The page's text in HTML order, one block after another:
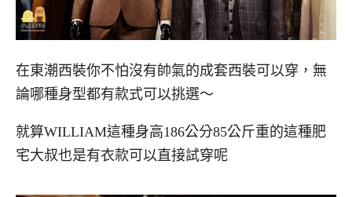
在東潮西裝你不怕沒有帥氣的成套西裝可以穿，無
論哪種身型都有款式可以挑選～
就算WILLIAM這種身高186公分85公斤重的這種肥
宅大叔也是有衣款可以直接試穿呢